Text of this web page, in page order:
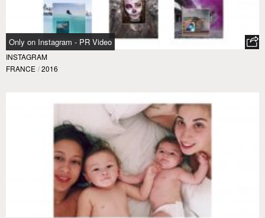
Only on Instagram - PR Video
INSTAGRAM
FRANCE / 2016